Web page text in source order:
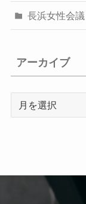
長浜女性会議
アーカイブ